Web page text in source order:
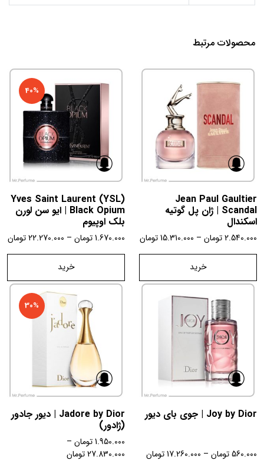
محصولات مرتبط
Jean Paul Gaultier
Scandal | ژان پل گوتیه
اسکندال
2.540.000تومان –
15.310.000تومان
خرید
40%
Yves Saint Laurent (YSL)
Black Opium | ایو سن لورن
بلک اوپیوم
1.670.000تومان –
22.270.000تومان
خرید
Joy by Dior | جوی بای دیور
560.000تومان –
17.260.000تومان
30%
Jadore by Dior | دیور جادور
(ژادور)
1.950.000تومان –
27.830.000تومان